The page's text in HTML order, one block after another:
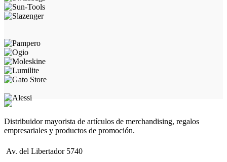
Distribuidor mayorista de artículos de merchandising, regalos
empresariales y productos de promoción.
Av. del Libertador 5740